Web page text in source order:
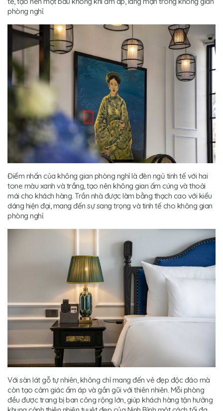
phòng nghỉ.
Điểm nhấn của không gian phòng nghỉ là đèn ngủ tinh tế với hai
tone màu xanh và trắng, tạo nên không gian ấm cúng và thoải
mái cho khách hàng. Trần nhà được làm bằng thạch cao với kiểu
dáng hiện đại, mang đến sự sang trọng và tinh tế cho không gian
phòng nghỉ.
Với sàn lát gỗ tự nhiên, không chỉ mang đến vẻ đẹp độc đáo mà
còn tạo cảm giác ấm áp và gần gũi với thiên nhiên. Mỗi phòng
đều được trang bị ban công rộng lớn, giúp khách hàng tận hưởng